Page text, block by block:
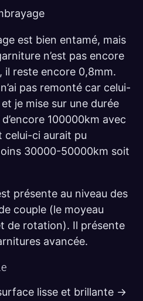
est bien entamé, mais
n’est pas encore
il reste encore 0,8mm.
pas remonté car celui-
je mise sur une durée
100000km avec
celui-ci aurait pu
30000-50000km soit
présente au niveau des
couple (le moyeau
de rotation). Il présente
avancée.
lisse et brillante →